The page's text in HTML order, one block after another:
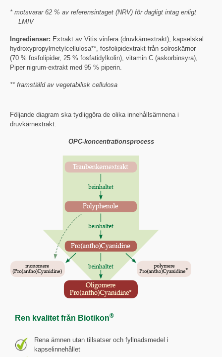
* motsvarar 62 % av referensintaget (NRV) för dagligt intag enligt
LMIV
Ingredienser: Extrakt av Vitis vinfera (druvkärnextrakt), kapselskal
hydroxypropylmetylcellulosa**, fosfolipidextrakt från solroskärnor
(70 % fosfolipider, 25 % fosfatidylkolin), vitamin C (askorbinsyra),
Piper nigrum-extrakt med 95 % piperin.
** framställd av vegetabilisk cellulosa
Följande diagram ska tydliggöra de olika innehållsämnena i
druvkärnextrakt.
OPC-koncentrationsprocess
Ren kvalitet från Biotikon®
Rena ämnen utan tillsatser och fyllnadsmedel i
kapselinnehållet